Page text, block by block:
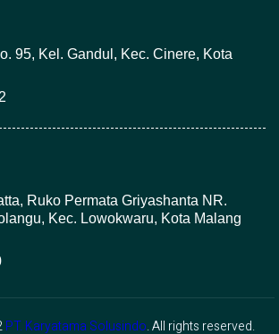
95, Kel. Gandul, Kec. Cinere, Kota
Ruko Permata Griyashanta NR.
Kec. Lowokwaru, Kota Malang
PT. Karyatama Solusindo. All rights reserved.